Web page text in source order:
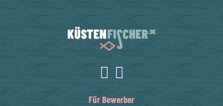
Für Bewerber